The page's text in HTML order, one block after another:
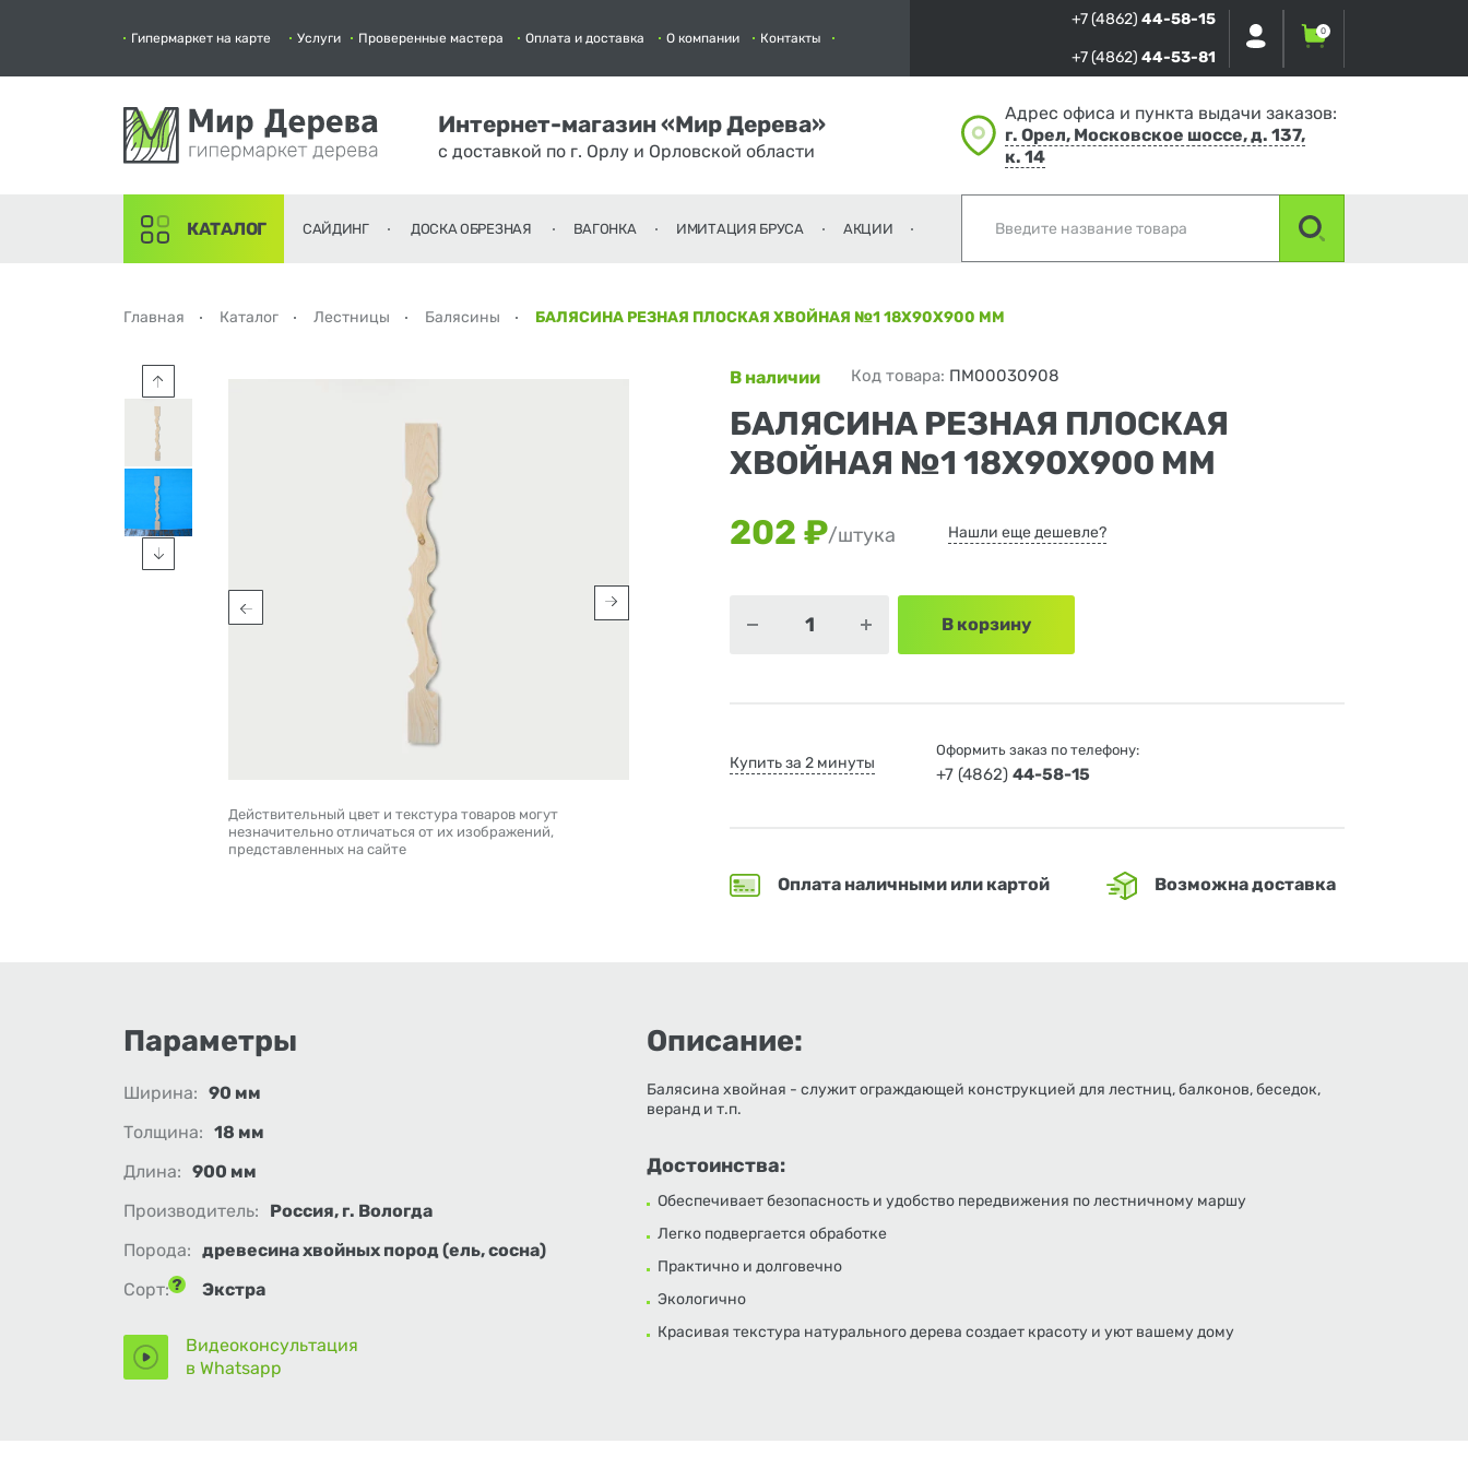
Гипермаркет на карте Услуги Проверенные мастера Оплата и доставка О компании Контакты
+7 (4862) 44-58-15
+7 (4862) 44-53-81
0
Интернет-магазин «Мир Дерева»
с доставкой по г. Орлу и Орловской области
Адрес офиса и пункта выдачи заказов:
г. Орел, Московское шоссе, д. 137,
к. 14
КАТАЛОГ САЙДИНГ ДОСКА ОБРЕЗНАЯ ВАГОНКА ИМИТАЦИЯ БРУСА АКЦИИ
Главная Каталог Лестницы Балясины БАЛЯСИНА РЕЗНАЯ ПЛОСКАЯ ХВОЙНАЯ №1 18Х90Х900 ММ
Действительный цвет и текстура товаров могут
незначительно отличаться от их изображений,
представленных на сайте
В наличии Код товара: ПМ00030908
БАЛЯСИНА РЕЗНАЯ ПЛОСКАЯ
ХВОЙНАЯ №1 18Х90Х900 ММ
202 ₽/штука Нашли еще дешевле?
В корзину
Купить за 2 минуты
Оформить заказ по телефону:
+7 (4862)44-58-15
Оплата наличными или картой Возможна доставка
Параметры
Ширина: 90 мм
Толщина: 18 мм
Длина: 900 мм
Производитель:
Россия, г. Вологда
Порода: древесина хвойных пород (ель, сосна)
Сорт:
Экстра
Видеоконсультация
в Whatsapp
Описание:
Балясина хвойная - служит ограждающей конструкцией для лестниц, балконов, беседок,
веранд и т.п.
Достоинства:
Обеспечивает безопасность и удобство передвижения по лестничному маршу
Легко подвергается обработке
Практично и долговечно
Экологично
Красивая текстура натурального дерева создает красоту и уют вашему дому